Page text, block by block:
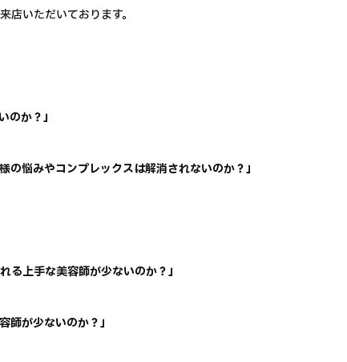
店いただいております。
のか？」
の悩みやコンプレックスは解消されないのか？」
る上手な美容師が少ないのか？」
師が少ないのか？」